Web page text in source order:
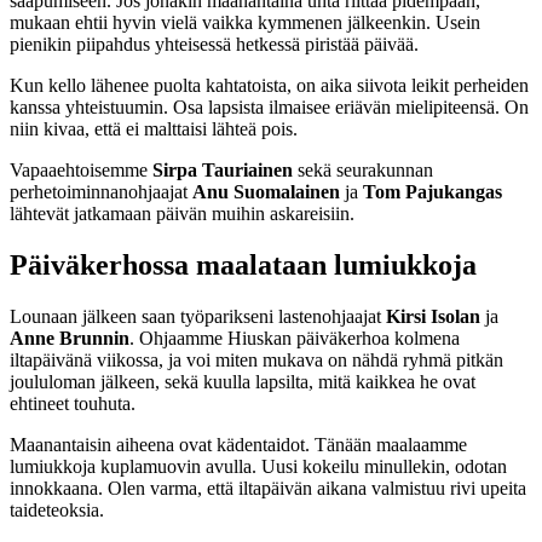
mukaan ehtii hyvin vielä vaikka kymmenen jälkeenkin. Usein
pienikin piipahdus yhteisessä hetkessä piristää päivää.
Kun kello lähenee puolta kahtatoista, on aika siivota leikit perheiden
kanssa yhteistuumin. Osa lapsista ilmaisee eriävän mielipiteensä. On
niin kivaa, että ei malttaisi lähteä pois.
Vapaaehtoisemme Sirpa Tauriainen sekä seurakunnan
perhetoiminnanohjaajat Anu Suomalainen ja Tom Pajukangas
lähtevät jatkamaan päivän muihin askareisiin.
Päiväkerhossa maalataan lumiukkoja
Lounaan jälkeen saan työparikseni lastenohjaajat Kirsi Isolan ja
Anne Brunnin. Ohjaamme Hiuskan päiväkerhoa kolmena
iltapäivänä viikossa, ja voi miten mukava on nähdä ryhmä pitkän
joululoman jälkeen, sekä kuulla lapsilta, mitä kaikkea he ovat
ehtineet touhuta.
Maanantaisin aiheena ovat kädentaidot. Tänään maalaamme
lumiukkoja kuplamuovin avulla. Uusi kokeilu minullekin, odotan
innokkaana. Olen varma, että iltapäivän aikana valmistuu rivi upeita
taideteoksia.